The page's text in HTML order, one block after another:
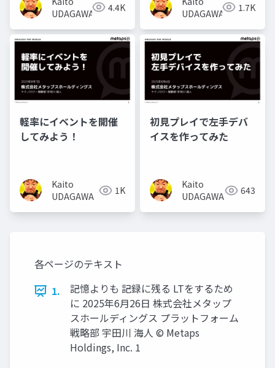
UDAGAWA
4.4K
UDAGAWA
1.7K
軽率にイベントを開催
してみよう！
Kaito
UDAGAWA
1K
初見プレイで左手デバ
イスを作ってみた
Kaito
UDAGAWA
643
各ページのテキスト
1.
記憶よりも 記録に残る LTをするため
に 2025年6月26日 株式会社メタップ
スホールディングス プラットフォーム
戦略部 宇田川 海人 © Metaps
Holdings, Inc. 1